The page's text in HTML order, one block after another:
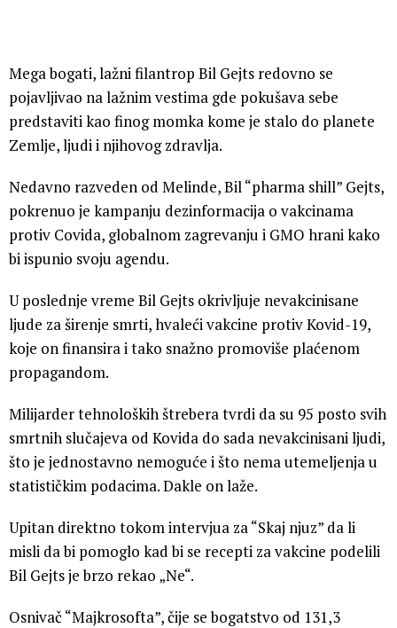
Mega bogati, lažni filantrop Bil Gejts redovno se
pojavljivao na lažnim vestima gde pokušava sebe
predstaviti kao finog momka kome je stalo do planete
Zemlje, ljudi i njihovog zdravlja.
Nedavno razveden od Melinde, Bil “pharma shill” Gejts,
pokrenuo je kampanju dezinformacija o vakcinama
protiv Covida, globalnom zagrevanju i GMO hrani kako
bi ispunio svoju agendu.
U poslednje vreme Bil Gejts okrivljuje nevakcinisane
ljude za širenje smrti, hvaleći vakcine protiv Kovid-19,
koje on finansira i tako snažno promoviše plaćenom
propagandom.
Milijarder tehnoloških štrebera tvrdi da su 95 posto svih
smrtnih slučajeva od Kovida do sada nevakcinisani ljudi,
što je jednostavno nemoguće i što nema utemeljenja u
statističkim podacima. Dakle on laže.
Upitan direktno tokom intervjua za “Skaj njuz” da li
misli da bi pomoglo kad bi se recepti za vakcine podelili
Bil Gejts je brzo rekao „Ne“.
Osnivač “Majkrosofta”, čije se bogatstvo od 131,3